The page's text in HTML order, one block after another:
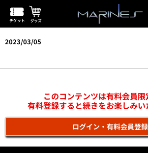
2023/03/05
このコンテンツは有料会員限
有料登録すると続きをお楽しみい
ログイン・有料会員登録